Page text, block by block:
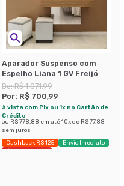
Aparador Suspenso com
Espelho Liana 1 GV Freijó
De:R$ 1.071,99
Por: R$ 700,99
à vista com Pix ou 1x no Cartão de
Crédito
ou R$ 778,88 em até10x de R$ 77,88
sem juros
Cashback R$ 125
Envio Imediato
Últimas peças